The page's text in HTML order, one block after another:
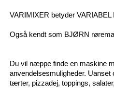
VARIMIXER betyder VARIABEL
Også kendt som BJØRN
Du vil næppe finde en maskine
anvendelsesmuligheder.
tærter, pizzadej, toppings,